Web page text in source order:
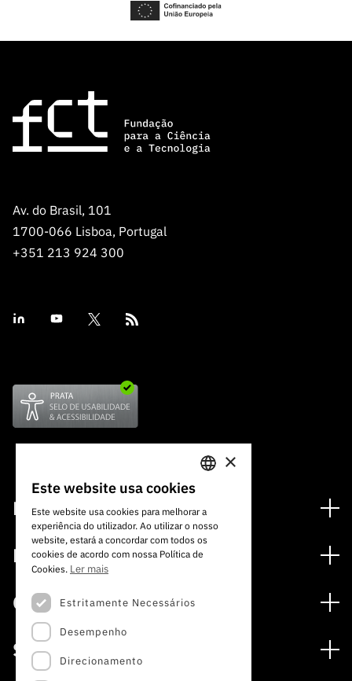
Av. do Brasil, 101
1700-066 Lisboa, Portugal
+351 213 924 300
Financiamento
Programas de Financiamento
Internacional
Prémios
Media
Notas de Imprensa
Subscrever Newsletter
Subscrever Direct Mail de Concursos
Concursos
Concursos Abertos
Concursos Previstos
Serviços
PORTUGUESE
ENGLISH
×
Este website usa cookies
Este website usa cookies para melhorar a
experiência do utilizador. Ao utilizar o nosso
website, estará a concordar com todos os
cookies de acordo com nossa Política de
Cookies. Ler mais
Estritamente Necessários
Desempenho
Direcionamento